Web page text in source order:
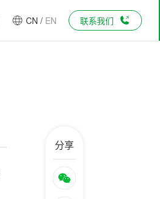
CN / EN 联系我们
分享